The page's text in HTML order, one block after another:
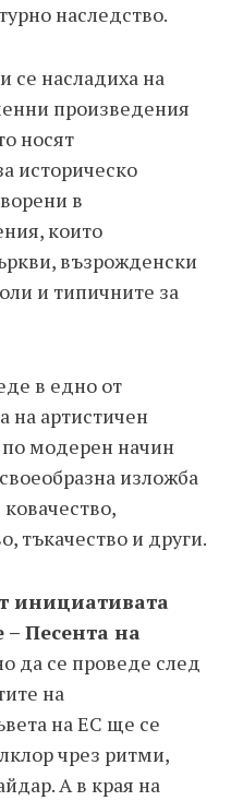
наследство.
се насладиха на
произведения
носят
историческо
в
които
възрожденски
и типичните за
в едно от
на артистичен
модерен начин
изложба
тъкачество и други.
инициативата
– Песента на
да се проведе след
на
на ЕC ще се
чрез ритми,
А в края на